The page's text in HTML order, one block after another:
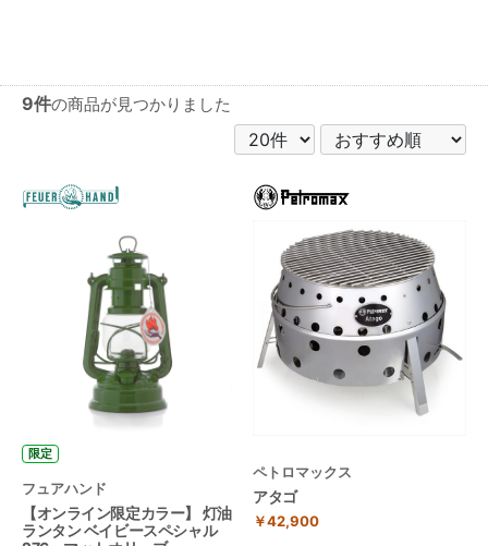
9件の商品が見つかりました
限定
フュアハンド
【オンライン限定カラー】 灯油
ランタン ベイビースペシャル
ペトロマックス
アタゴ
￥42,900